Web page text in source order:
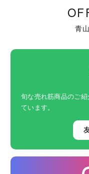
青
旬な売れ筋商品のご
ています。